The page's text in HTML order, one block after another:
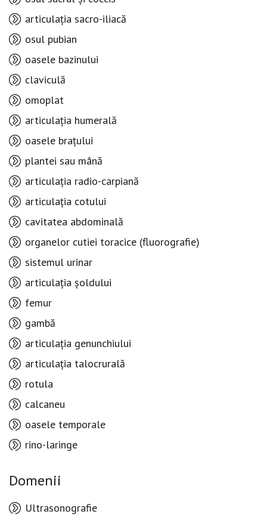
articulația sacro-iliacă
osul pubian
oasele bazinului
claviculă
omoplat
articulația humerală
oasele brațului
plantei sau mână
articulația radio-carpiană
articulația cotului
cavitatea abdominală
organelor cutiei toracice (fluorografie)
sistemul urinar
articulația șoldului
femur
gambă
articulația genunchiului
articulația talocrurală
rotula
calcaneu
oasele temporale
rino-laringe
Domenii
Ultrasonografie